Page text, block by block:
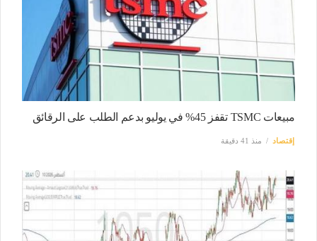
مبيعات TSMC تقفز 45% في يوليو بدعم الطلب على الرقائق
إقتصاد منذ 41 دقيقة